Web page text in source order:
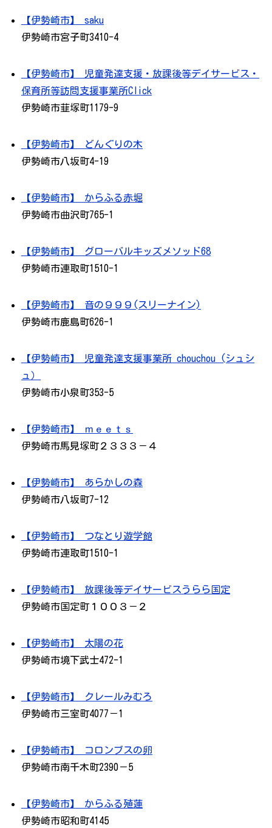
【伊勢崎市】 saku
伊勢崎市宮子町3410-4
【伊勢崎市】 児童発達支援・放課後等デイサービス・
保育所等訪問支援事業所Click
伊勢崎市韮塚町1179-9
【伊勢崎市】 どんぐりの木
伊勢崎市八坂町4-19
【伊勢崎市】 からふる赤堀
伊勢崎市曲沢町765-1
【伊勢崎市】 グローバルキッズメソッド68
伊勢崎市連取町1510-1
【伊勢崎市】 音の９９９(スリーナイン)
伊勢崎市鹿島町626-1
【伊勢崎市】 児童発達支援事業所 chouchou (シュシ
ュ）
伊勢崎市小泉町353-5
【伊勢崎市】 ｍｅｅｔｓ
伊勢崎市馬見塚町２３３３－４
【伊勢崎市】 あらかしの森
伊勢崎市八坂町7-12
【伊勢崎市】 つなとり遊学館
伊勢崎市連取町1510-1
【伊勢崎市】 放課後等デイサービスうらら国定
伊勢崎市国定町１００３－２
【伊勢崎市】 太陽の花
伊勢崎市境下武士472-1
【伊勢崎市】 クレールみむろ
伊勢崎市三室町4077－1
【伊勢崎市】 コロンブスの卵
伊勢崎市南千木町2390－5
【伊勢崎市】 からふる殖蓮
伊勢崎市昭和町4145